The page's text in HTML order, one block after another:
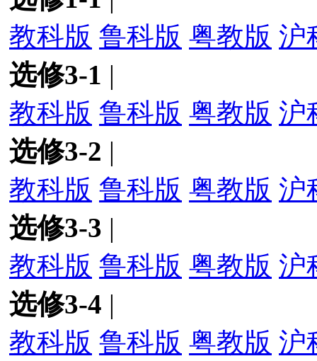
教科版 鲁科版 粤教版 沪
选修3-1 |
教科版 鲁科版 粤教版 沪
选修3-2 |
教科版 鲁科版 粤教版 沪
选修3-3 |
教科版 鲁科版 粤教版 沪
选修3-4 |
教科版 鲁科版 粤教版 沪